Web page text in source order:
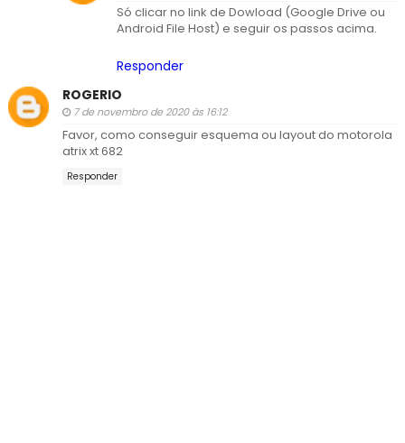
Só clicar no link de Dowload (Google Drive ou
Android File Host) e seguir os passos acima.
Responder
ROGERIO
7 de novembro de 2020 às 16:12
Favor, como conseguir esquema ou layout do motorola
atrix xt 682
Responder